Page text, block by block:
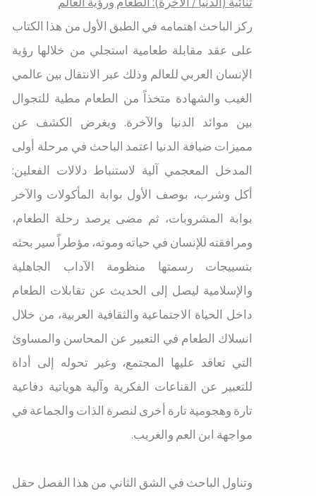
ركز الباحث اهتمامه في الطبق الأول من هذا الكتاب
على عقد مقابلة طعامية استجلي من خلالها رؤية
الإنسان العربي للعالم وذلك عبر الانتقال بين عالمي
الغيب والشهادة متخذاً من الطعام مطية للتجوال
بين موائد الدنيا والآخرة. وبغرض الكشف عن
مميزات ضيافة الدنيا اعتمد الباحث في مرحلة أولى
المدخل المعجمي آلية لاستنباط دلالات الفعلين:
أكل وشرب، بوصف الأول بوابة المأكولات والآخر
بوابة المشروبات، ثم مضى يرصد رحلة الطعام،
ومرافقته للإنسان في حياته وموته، مؤطراً سير بحثه
بتسييجات رسمتها منظومة الآداب الجاهلية
والإسلامية ليصل إلى الحديث عن تقابلات الطعام
داخل الحياة الاجتماعية والثقافية العربية، من خلال
انسلاك الطعام في التعبير عن المحاسن والمساوئ
التي تعاقد عليها المجتمع، وغير تحوله إلى أداة
للتعبير عن القناعات الفكرية وآلية هوياتية دفاعية
تارة وهجومية تارة أخرى لنصرة الذات والجماعة في
مواجهة ابن العم والغريب.
وتناول الباحث في الشق الثاني من هذا الفصل حقل